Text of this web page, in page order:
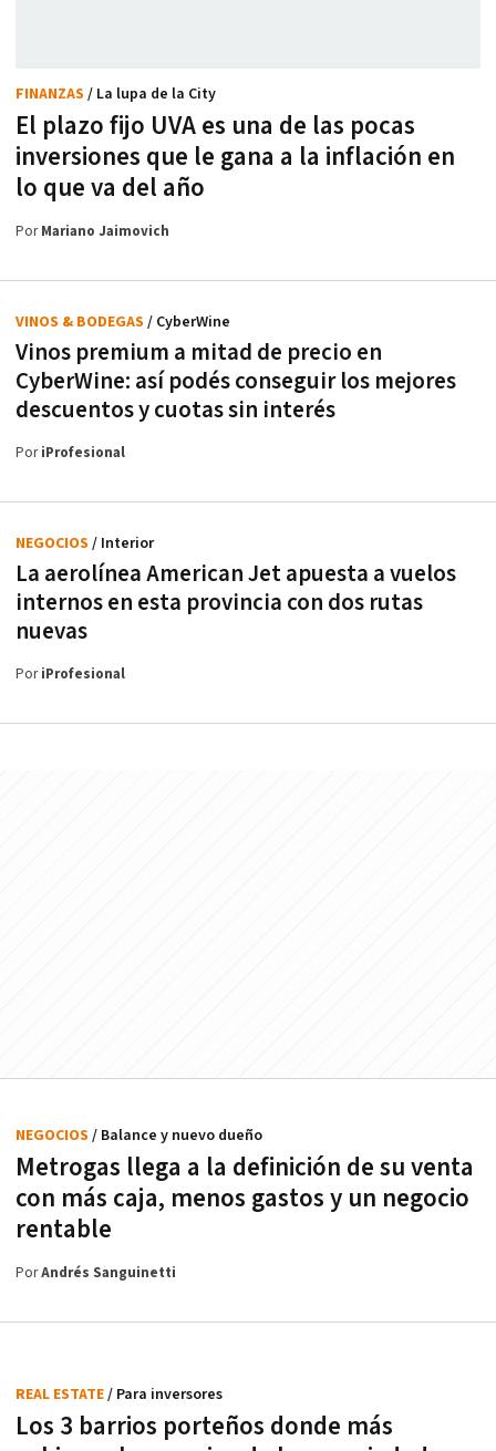
El plazo fijo UVA es una de las pocas
inversiones que le gana a la inflación en
lo que va del año
FINANZAS / La lupa de la City
PorMariano Jaimovich
Vinos premium a mitad de precio en
CyberWine: así podés conseguir los mejores
descuentos y cuotas sin interés
VINOS & BODEGAS / CyberWine
PoriProfesional
La aerolínea American Jet apuesta a vuelos
internos en esta provincia con dos rutas
nuevas
NEGOCIOS / Interior
PoriProfesional
Metrogas llega a la definición de su venta
con más caja, menos gastos y un negocio
rentable
NEGOCIOS / Balance y nuevo dueño
PorAndrés Sanguinetti
Los 3 barrios porteños donde más
REAL ESTATE/ Para inversores